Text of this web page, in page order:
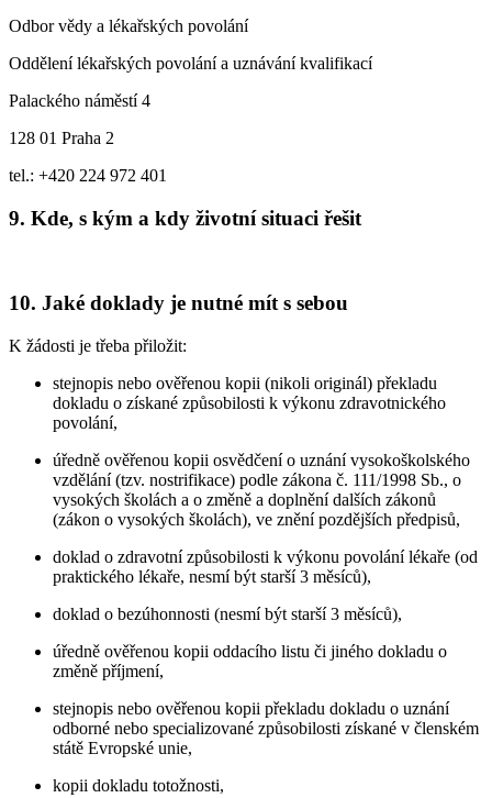
Odbor vědy a lékařských povolání
Oddělení lékařských povolání a uznávání kvalifikací
Palackého náměstí 4
128 01 Praha 2
tel.: +420 224 972 401
9. Kde, s kým a kdy životní situaci řešit
10. Jaké doklady je nutné mít s sebou
K žádosti je třeba přiložit:
stejnopis nebo ověřenou kopii (nikoli originál) překladu
dokladu o získané způsobilosti k výkonu zdravotnického
povolání,
úředně ověřenou kopii osvědčení o uznání vysokoškolského
vzdělání (tzv. nostrifikace) podle zákona č. 111/1998 Sb., o
vysokých školách a o změně a doplnění dalších zákonů
(zákon o vysokých školách), ve znění pozdějších předpisů,
doklad o zdravotní způsobilosti k výkonu povolání lékaře (od
praktického lékaře, nesmí být starší 3 měsíců),
doklad o bezúhonnosti (nesmí být starší 3 měsíců),
úředně ověřenou kopii oddacího listu či jiného dokladu o
změně příjmení,
stejnopis nebo ověřenou kopii překladu dokladu o uznání
odborné nebo specializované způsobilosti získané v členském
státě Evropské unie,
kopii dokladu totožnosti,